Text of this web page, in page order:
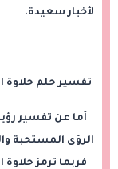
لأخبار سعيدة.
تفسير حلم حلاوة
أما عن تفسير
الرؤى المستحبة
فربما ترمز حلاوة